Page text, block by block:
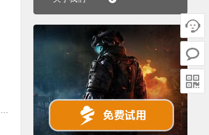


